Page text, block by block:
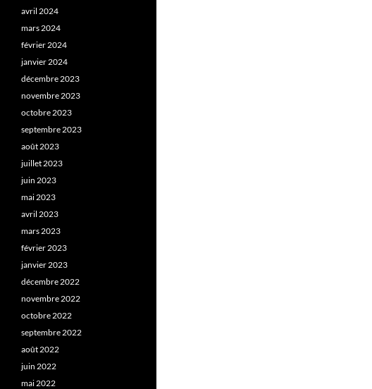
avril 2024
mars 2024
février 2024
janvier 2024
décembre 2023
novembre 2023
octobre 2023
septembre 2023
août 2023
juillet 2023
juin 2023
mai 2023
avril 2023
mars 2023
février 2023
janvier 2023
décembre 2022
novembre 2022
octobre 2022
septembre 2022
août 2022
juin 2022
mai 2022